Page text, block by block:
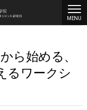
ら始める、
るワークシ
MENU